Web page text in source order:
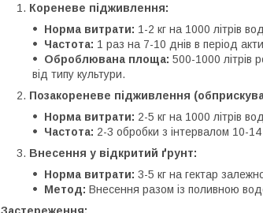
Кореневе підживлення:
Норма витрати: 1-2 кг на 1000 літрів
Частота: 1 раз на 7-10 днів в період
Оброблювана площа: 500-1000 літрів
від типу культури.
Позакореневе підживлення
Норма витрати: 2-5 кг на 1000 літрів
Частота: 2-3 обробки з інтервалом 10-14
Внесення у відкритий ґрунт:
Норма витрати: 3-5 кг на гектар
Метод: Внесення разом із поливною
Застереження: